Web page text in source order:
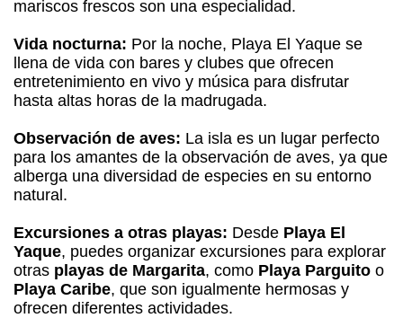
mariscos frescos son una especialidad.
Vida nocturna: Por la noche, Playa El Yaque se
llena de vida con bares y clubes que ofrecen
entretenimiento en vivo y música para disfrutar
hasta altas horas de la madrugada.
Observación de aves: La isla es un lugar perfecto
para los amantes de la observación de aves, ya que
alberga una diversidad de especies en su entorno
natural.
Excursiones a otras playas: Desde Playa El
Yaque, puedes organizar excursiones para explorar
otras playas de Margarita, como Playa Parguito o
Playa Caribe, que son igualmente hermosas y
ofrecen diferentes actividades.